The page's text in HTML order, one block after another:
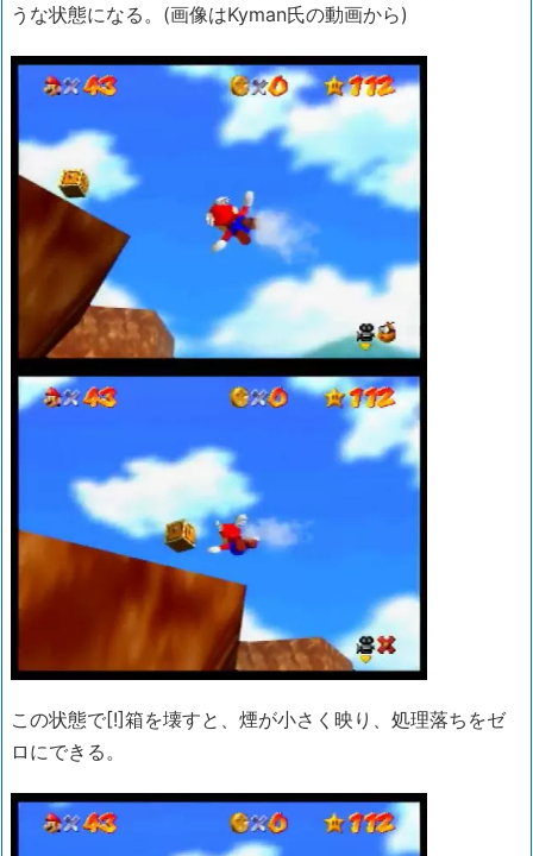
うな状態になる。(画像はKyman氏の動画から)
この状態で[!]箱を壊すと、煙が小さく映り、処理落ちをゼ
ロにできる。